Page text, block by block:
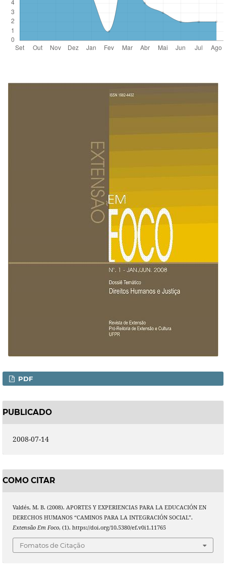
PDF
PUBLICADO
2008-07-14
COMO CITAR
Valdés, M. B. (2008). APORTES Y EXPERIENCIAS PARA LA EDUCACIÓN EN
DERECHOS HUMANOS “CAMINOS PARA LA INTEGRACIÓN SOCIAL”.
Extensão Em Foco, (1). https://doi.org/10.5380/ef.v0i1.11765
Fomatos de Citação